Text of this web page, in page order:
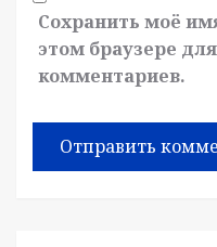
Сохранить моё
этом браузере
комментариев.